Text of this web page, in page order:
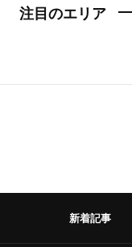
注目のエリア
新着記事